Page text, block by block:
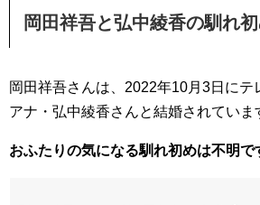
岡田祥吾と弘中綾香の馴れ
岡田祥吾さんは、2022年10月3日にテ
アナ・弘中綾香さんと結婚されていま
おふたりの気になる馴れ初めは不明で